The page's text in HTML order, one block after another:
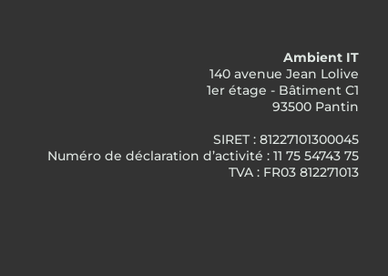
Ambient IT
140 avenue Jean Lolive
1er étage - Bâtiment C1
93500 Pantin
SIRET : 81227101300045
Numéro de déclaration d’activité : 11 75 54743 75
TVA : FR03 812271013